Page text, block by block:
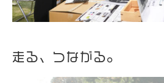
走る、つながる。